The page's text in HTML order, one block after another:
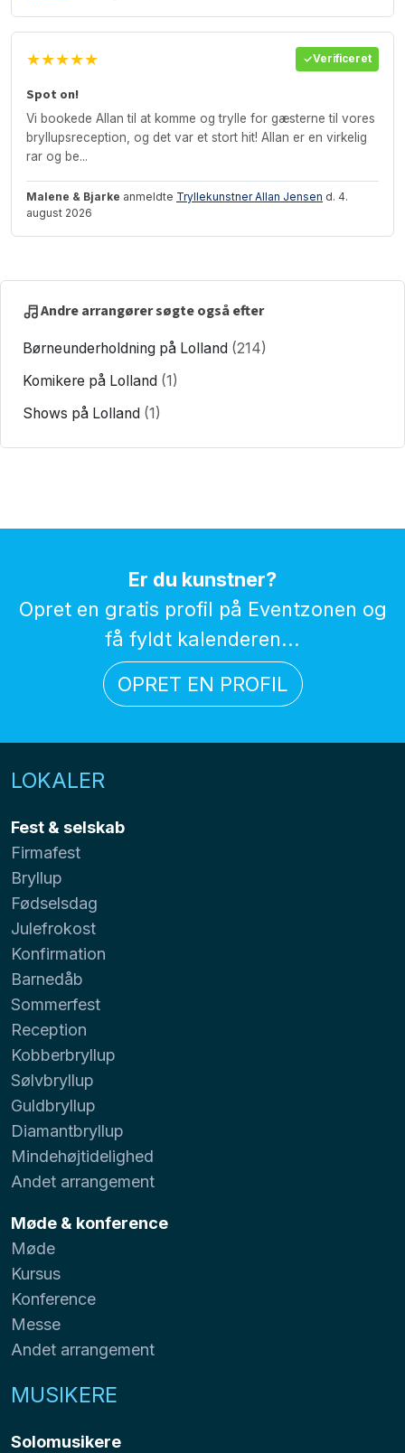
★★★★★ Verificeret
Spot on!
Vi bookede Allan til at komme og trylle for gæsterne til vores
bryllupsreception, og det var et stort hit! Allan er en virkelig
rar og be...
Malene & Bjarke anmeldte Tryllekunstner Allan Jensen d. 4.
august 2026
Andre arrangører søgte også efter
Børneunderholdning på Lolland (214)
Komikere på Lolland (1)
Shows på Lolland (1)
Er du kunstner?
Opret en gratis profil på Eventzonen og
få fyldt kalenderen...
OPRET EN PROFIL
LOKALER
Fest & selskab
Firmafest
Bryllup
Fødselsdag
Julefrokost
Konfirmation
Barnedåb
Sommerfest
Reception
Kobberbryllup
Sølvbryllup
Guldbryllup
Diamantbryllup
Mindehøjtidelighed
Andet arrangement
Møde & konference
Møde
Kursus
Konference
Messe
Andet arrangement
MUSIKERE
Solomusikere